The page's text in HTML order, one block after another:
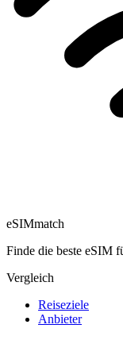
eSIMmatch
Finde die beste eSIM
Vergleich
Reiseziele
Anbieter